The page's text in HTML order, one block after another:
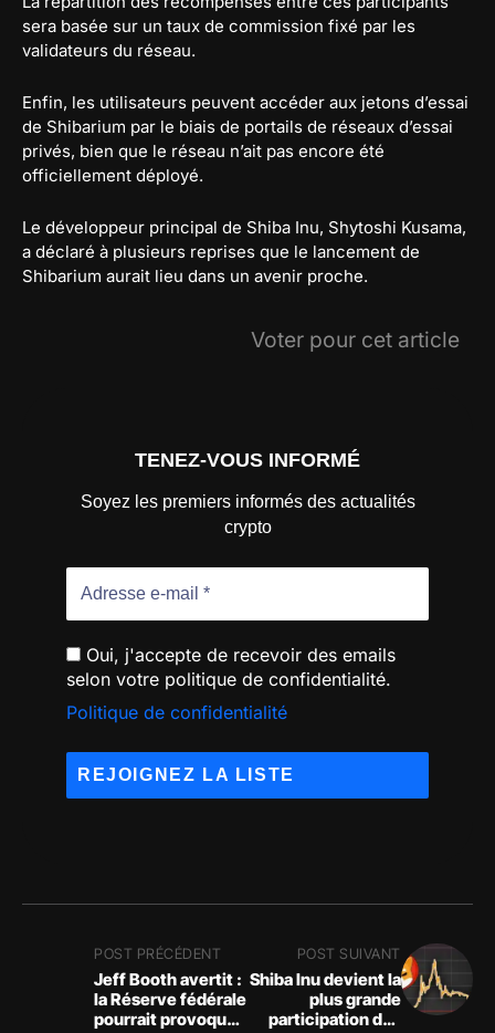
sera basée sur un taux de commission fixé par les
validateurs du réseau.
Enfin, les utilisateurs peuvent accéder aux jetons d’essai
de Shibarium par le biais de portails de réseaux d’essai
privés, bien que le réseau n’ait pas encore été
officiellement déployé.
Le développeur principal de Shiba Inu, Shytoshi Kusama,
a déclaré à plusieurs reprises que le lancement de
Shibarium aurait lieu dans un avenir proche.
Voter pour cet article
TENEZ-VOUS INFORMÉ
Soyez les premiers informés des actualités
crypto
Oui, j'accepte de recevoir des emails
selon votre politique de confidentialité.
Politique de confidentialité
POST PRÉCÉDENT
Jeff Booth avertit :
la Réserve fédérale
pourrait provoquer
POST SUIVANT
Shiba Inu devient la
plus grande
participation des